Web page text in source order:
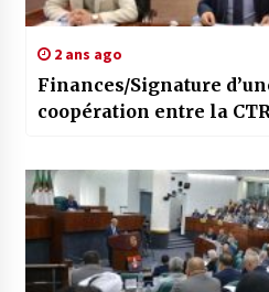
2 ans ago
Finances/Signature
coopération entre la